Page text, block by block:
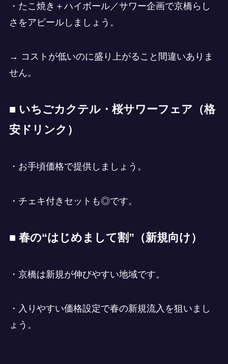
・たこ焼き＋ハイボール／サワー企画で京橋らし
さをアピールしましょう。
→ コストが低いのに盛り上がること間違いありま
せん。
■ いちごカクテル・桜サワーフェア（格
安ドリンク）
・お手頃価格で提供しましょう。
・チェキ付きセットも◎です。
■ 春の“はじめまして割”（新規向け）
・京橋は新規が伸びやすい地域です。
・入りやすい価格設定で春の新規流入を狙いまし
ょう。